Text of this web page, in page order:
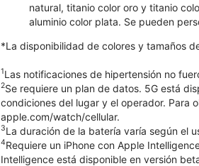
natural, titanio color oro y titanio
aluminio color plata. Se pueden
*La disponibilidad de colores y tamaños
1Las notificaciones de hipertensión no
2Se requiere un plan de datos. 5G está
condiciones del lugar y el operador. Para
apple.com/watch/cellular.
3La duración de la batería varía según el
4Requiere un iPhone con Apple
Intelligence está disponible en versión